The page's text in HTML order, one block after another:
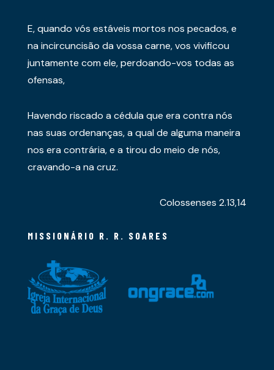
E, quando vós estáveis mortos nos pecados, e
na incircuncisão da vossa carne, vos vivificou
juntamente com ele, perdoando-vos todas as
ofensas,
Havendo riscado a cédula que era contra nós
nas suas ordenanças, a qual de alguma maneira
nos era contrária, e a tirou do meio de nós,
cravando-a na cruz.
Colossenses 2.13,14
MISSIONÁRIO R. R. SOARES